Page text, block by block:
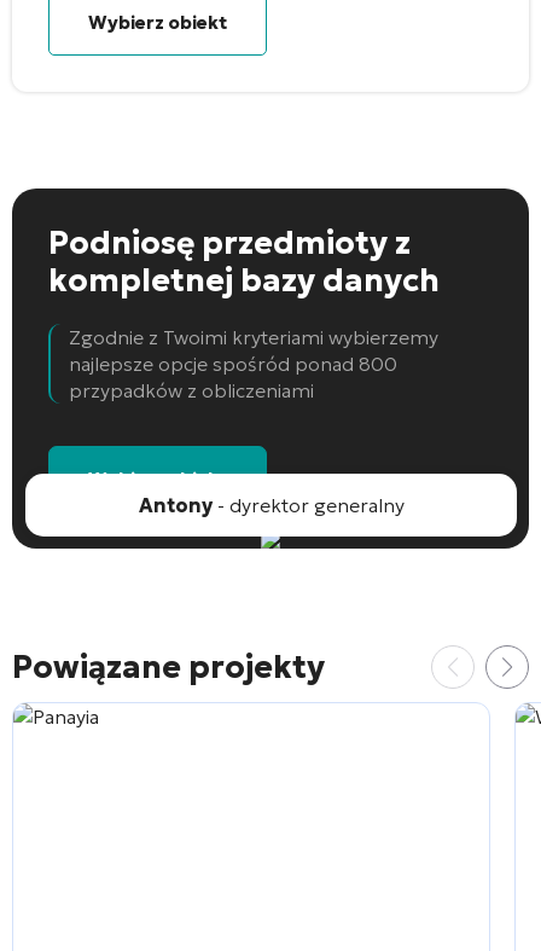
Wybierz obiekt
Podniosę przedmioty z
kompletnej bazy danych
Zgodnie z Twoimi kryteriami wybierzemy
najlepsze opcje spośród ponad 800
przypadków z obliczeniami
Wybierz obiekt
Antony- dyrektor generalny
Powiązane projekty